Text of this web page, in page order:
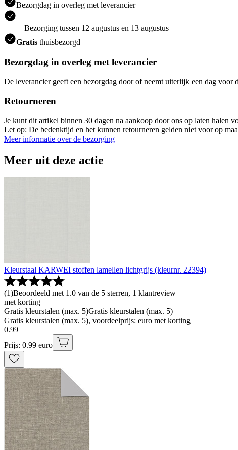
Bezorgdag in overleg met leverancier
Bezorging tussen 12 augustus en 13 augustus
Gratis thuisbezorgd
Bezorgdag in overleg met leverancier
De leverancier geeft een bezorgdag door of neemt uiterlijk een dag voor
Retourneren
Je kunt dit artikel binnen 30 dagen na aankoop door ons op laten halen
Let op: De bedenktijd en het kunnen retourneren gelden niet voor op
Meer informatie over de bezorging
Meer uit deze actie
Kleurstaal KARWEI stoffen lamellen lichtgrijs (kleurnr. 22394)
(1)Beoordeeld met 1.0 van de 5 sterren, 1 klantreview
met korting
Gratis kleurstalen (max. 5)Gratis kleurstalen (max. 5)
Gratis kleurstalen (max. 5), voordeelprijs: euro met korting
0.99
Prijs: 0.99 euro